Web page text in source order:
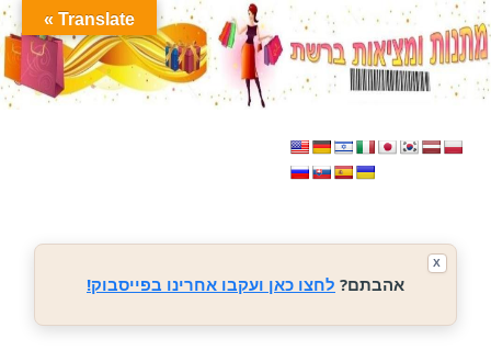
אהבתם? לחצו כאן ועקבו אחרינו בפייסבוק!
X
Translate »